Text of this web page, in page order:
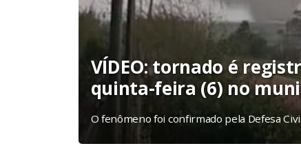
VÍDEO: tornado é
quinta-feira (6) no
O fenômeno foi confirmado pela Defesa